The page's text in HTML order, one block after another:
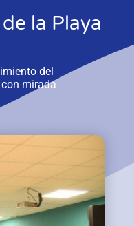
la Playa
del
mirada